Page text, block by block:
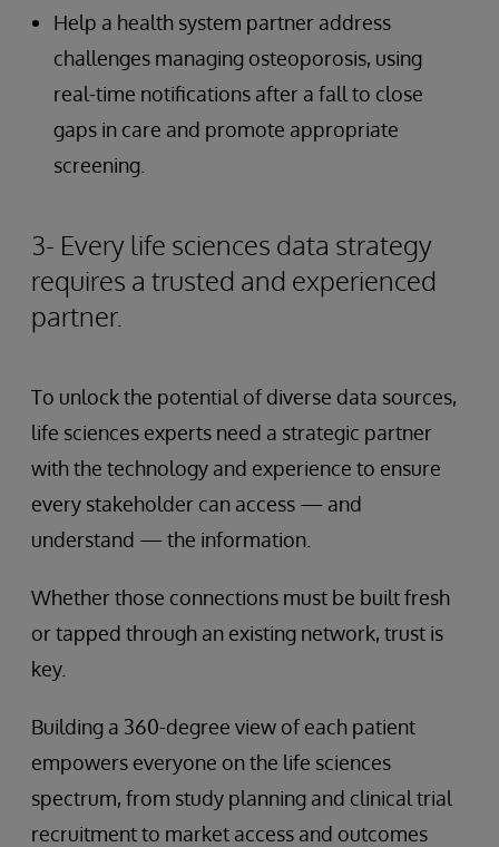
Help a health system partner address
challenges managing osteoporosis, using
real-time notifications after a fall to close
gaps in care and promote appropriate
screening.
3- Every life sciences data strategy
requires a trusted and experienced
partner.
To unlock the potential of diverse data sources,
life sciences experts need a strategic partner
with the technology and experience to ensure
every stakeholder can access — and
understand — the information.
Whether those connections must be built fresh
or tapped through an existing network, trust is
key.
Building a 360-degree view of each patient
empowers everyone on the life sciences
spectrum, from study planning and clinical trial
recruitment to market access and outcomes